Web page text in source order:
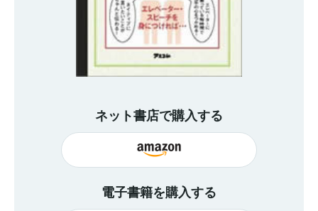
ネット書店で購入する
電子書籍を購入する